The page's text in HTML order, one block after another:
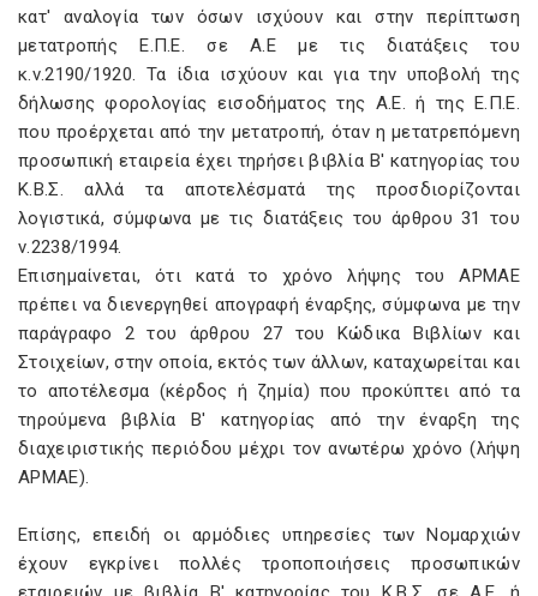
κατ' αναλογία των όσων ισχύουν και στην περίπτωση
μετατροπής Ε.Π.Ε. σε Α.Ε με τις διατάξεις του
κ.ν.2190/1920. Τα ίδια ισχύουν και για την υποβολή της
δήλωσης φορολογίας εισοδήματος της Α.Ε. ή της Ε.Π.Ε.
που προέρχεται από την μετατροπή, όταν η μετατρεπόμενη
προσωπική εταιρεία έχει τηρήσει βιβλία Β' κατηγορίας του
Κ.Β.Σ. αλλά τα αποτελέσματά της προσδιορίζονται
λογιστικά, σύμφωνα με τις διατάξεις του άρθρου 31 του
ν.2238/1994.
Επισημαίνεται, ότι κατά το χρόνο λήψης του ΑΡΜΑΕ
πρέπει να διενεργηθεί απογραφή έναρξης, σύμφωνα με την
παράγραφο 2 του άρθρου 27 του Κώδικα Βιβλίων και
Στοιχείων, στην οποία, εκτός των άλλων, καταχωρείται και
το αποτέλεσμα (κέρδος ή ζημία) που προκύπτει από τα
τηρούμενα βιβλία Β' κατηγορίας από την έναρξη της
διαχειριστικής περιόδου μέχρι τον ανωτέρω χρόνο (λήψη
ΑΡΜΑΕ).
Επίσης, επειδή οι αρμόδιες υπηρεσίες των Νομαρχιών
έχουν εγκρίνει πολλές τροποποιήσεις προσωπικών